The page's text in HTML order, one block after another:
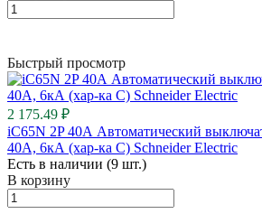
Быстрый просмотр
2 175.49 ₽
iC65N 2P 40А Автоматический
40А, 6кА (хар-ка C) Schneider Electric
Есть в наличии (9 шт.)
В корзину